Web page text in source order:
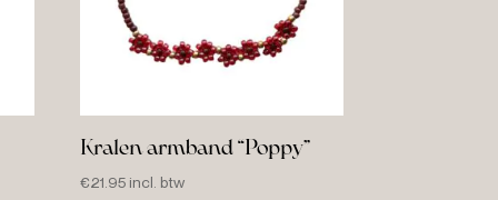
Kralen armband “Poppy”
€21.95 incl. btw